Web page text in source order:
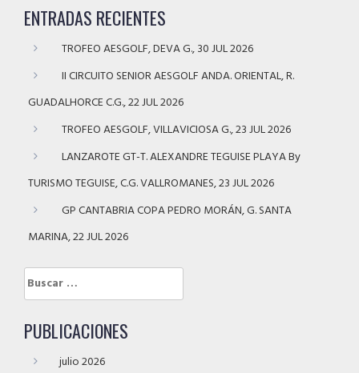
ENTRADAS RECIENTES
TROFEO AESGOLF, DEVA G., 30 JUL 2026
II CIRCUITO SENIOR AESGOLF ANDA. ORIENTAL, R.
GUADALHORCE C.G., 22 JUL 2026
TROFEO AESGOLF, VILLAVICIOSA G., 23 JUL 2026
LANZAROTE GT-T. ALEXANDRE TEGUISE PLAYA By
TURISMO TEGUISE, C.G. VALLROMANES, 23 JUL 2026
GP CANTABRIA COPA PEDRO MORÁN, G. SANTA
MARINA, 22 JUL 2026
Buscar:
PUBLICACIONES
julio 2026